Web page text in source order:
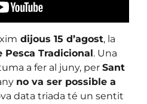
dijous 15 d’agost, la
Pesca Tradicional. Una
a fer al juny, per Sant
no va ser possible a
data triada té un sentit